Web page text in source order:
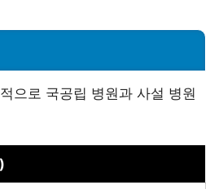
으로 국공립 병원과 사설 병원